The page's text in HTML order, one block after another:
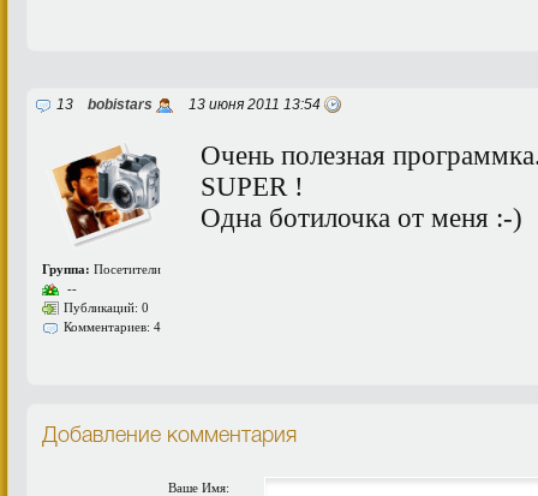
13 bobistars 13 июня 2011 13:54
Группа: Посетители
--
Публикаций: 0
Комментариев: 4
Очень полезная
SUPER !
Одна ботилочка от меня :-)
Добавление комментария
Ваше Имя: